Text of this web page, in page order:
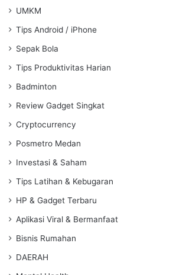
UMKM
Tips Android / iPhone
Sepak Bola
Tips Produktivitas Harian
Badminton
Review Gadget Singkat
Cryptocurrency
Posmetro Medan
Investasi & Saham
Tips Latihan & Kebugaran
HP & Gadget Terbaru
Aplikasi Viral & Bermanfaat
Bisnis Rumahan
DAERAH